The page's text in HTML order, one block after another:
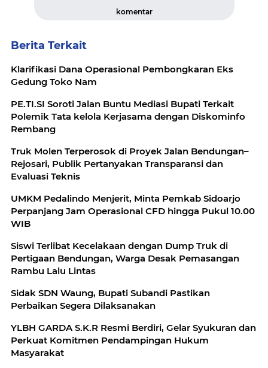
komentar
Berita Terkait
Klarifikasi Dana Operasional Pembongkaran Eks
Gedung Toko Nam
PE.TI.SI Soroti Jalan Buntu Mediasi Bupati Terkait
Polemik Tata kelola Kerjasama dengan Diskominfo
Rembang
Truk Molen Terperosok di Proyek Jalan Bendungan–
Rejosari, Publik Pertanyakan Transparansi dan
Evaluasi Teknis
UMKM Pedalindo Menjerit, Minta Pemkab Sidoarjo
Perpanjang Jam Operasional CFD hingga Pukul 10.00
WIB
Siswi Terlibat Kecelakaan dengan Dump Truk di
Pertigaan Bendungan, Warga Desak Pemasangan
Rambu Lalu Lintas
Sidak SDN Waung, Bupati Subandi Pastikan
Perbaikan Segera Dilaksanakan
YLBH GARDA S.K.R Resmi Berdiri, Gelar Syukuran dan
Perkuat Komitmen Pendampingan Hukum
Masyarakat